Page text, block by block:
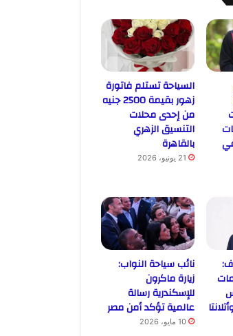
السياحة تستلم فاتورة
زهور بقيمة 2500 جنيه
من إحدى محلات
التنسيق الزهري
بالقاهرة
21 يونيو، 2026
نائب سياحة النواب:
زيارة ماكرون
للإسكندرية رسالة
عالمية تؤكد أمن مصر
10 مايو، 2026